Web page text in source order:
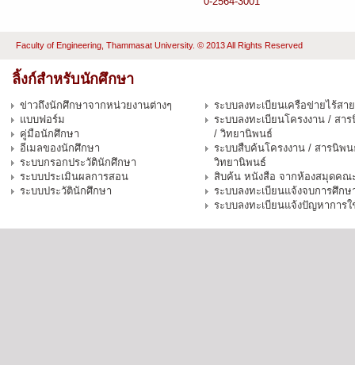
Faculty of Engineering, Thammasat University. © 2013 All Rights Reserved
ลิ้งก์สำหรับนักศึกษา
ข่าวถึงนักศึกษาจากหน่วยงานต่างๆ
แบบฟอร์ม
คู่มือนักศึกษา
อีเมลของนักศึกษา
ระบบกรอกประวัตินักศึกษา
ระบบประเมินผลการสอน
ระบบประวัตินักศึกษา
ระบบลงทะเบียนเครือข่ายไร้สาย
ระบบลงทะเบียนโครงงาน / สา
/ วิทยานิพนธ์
ระบบสืบค้นโครงงาน / สารนิพ
วิทยานิพนธ์
สิบค้น หนังสือ จากห้องสมุดคณ
ระบบลงทะเบียนแจ้งจบการศึกษ
ระบบลงทะเบียนแจ้งปัญหาการใ